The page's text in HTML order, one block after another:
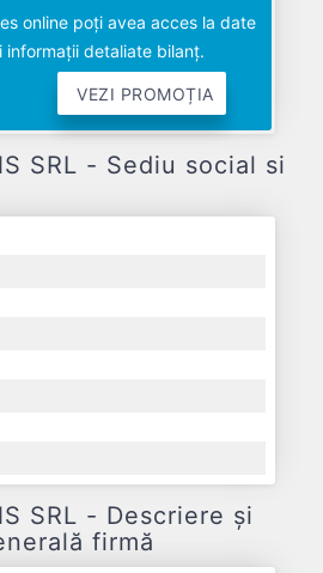
online poți avea acces la date
detaliate bilanț.
VEZI PROMOȚIA
SRL - Sediu social si
SRL - Descriere și
firmă